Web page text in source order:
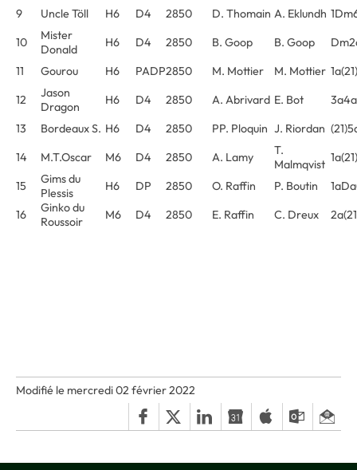
9
Uncle Töll H6 D4 2850 D. Thomain A. Eklundh
10
Mister
Donald
H6 D4 2850 B. Goop B. Goop
11
Gourou H6 PADP2850 M. Mottier M. Mottier
12
Jason
Dragon
H6 D4 2850 A. Abrivard E. Bot
13
Bordeaux S. H6 D4 2850 PP. Ploquin J. Riordan
14
M.T.Oscar M6 D4 2850 A. Lamy
T.
Malmqvist
15
Gims du
Plessis
H6 DP 2850 O. Raffin P. Boutin
16
Ginko du
Roussoir
M6 D4 2850 E. Raffin C. Dreux
Modifié le mercredi 02 février 2022